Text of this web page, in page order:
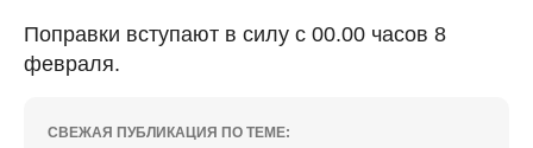
Поправки вступают в силу с 00.00 часов 8
февраля.
СВЕЖАЯ ПУБЛИКАЦИЯ ПО ТЕМЕ: